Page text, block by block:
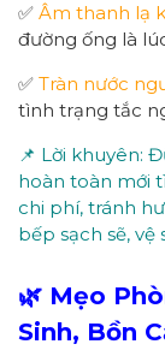
✅ Âm thanh lạ
đường ống là
✅ Tràn nước
tình trạng tắc
📌 Lời khuyên:
hoàn toàn mới
chi phí, tránh
bếp sạch sẽ, vệ
🌿 Mẹo
Sinh, Bồn